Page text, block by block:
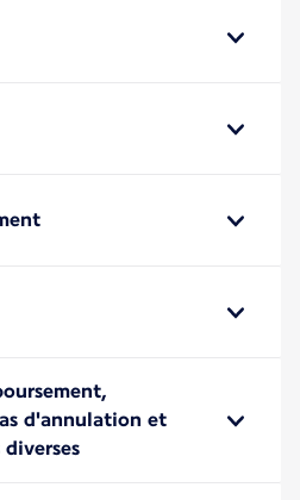
d'annulation et